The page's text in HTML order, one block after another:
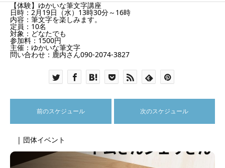
【体験】ゆかいな筆文字講座
日時：2月19日（水）13時30分～16時
内容：筆文字を楽しみます。
定員：10名
対象：どなたでも
参加料：1500円
主催：ゆかいな筆文字
問い合わせ：鹿内さん090-2074-3827
前のスケジュール 次のスケジュール
| 団体イベント